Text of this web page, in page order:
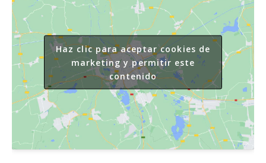
Haz clic para aceptar cookies de
marketing y permitir este
contenido